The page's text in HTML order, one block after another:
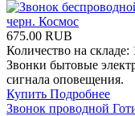
675.00 RUB
Количество на складе:
Звонки бытовые
сигнала оповещения.
Купить Подробнее
Звонок проводной